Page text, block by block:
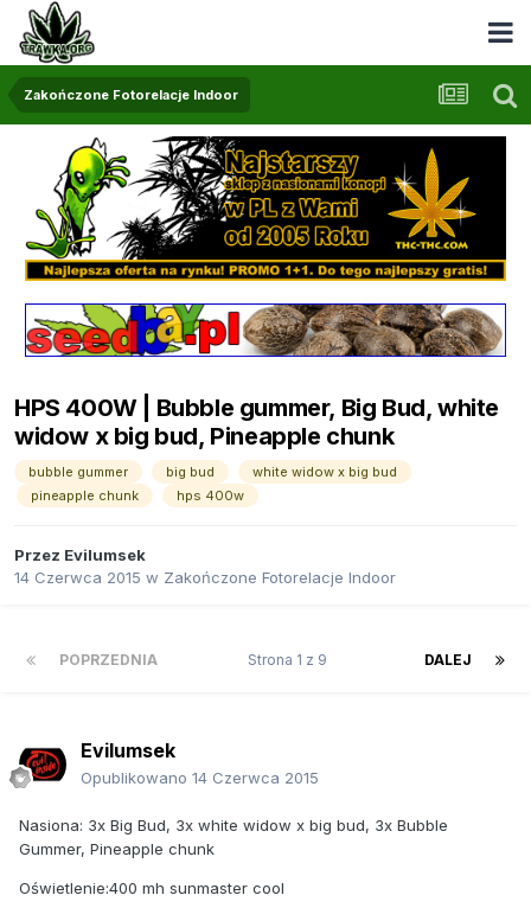
Zakończone Fotorelacje Indoor
HPS 400W | Bubble gummer, Big Bud, white
widow x big bud, Pineapple chunk
bubble gummer big bud
white widow x big bud
pineapple chunk
hps 400w
Przez Evilumsek
14 Czerwca 2015 w Zakończone Fotorelacje Indoor
POPRZEDNIA DALEJ
Strona 1 z 9
Evilumsek
Opublikowano 14 Czerwca 2015
Nasiona: 3x Big Bud, 3x white widow x big bud, 3x Bubble
Gummer, Pineapple chunk
Oświetlenie:400 mh sunmaster cool